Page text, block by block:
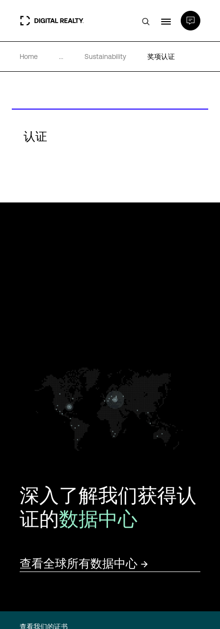
数据中心
Home ... Sustainability 奖项认证
认证
深入了解我们获得认
证的数据中心
查看全球所有数据中心
查看我们的证书